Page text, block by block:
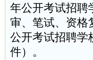
年公开考试招聘
审、笔试、资格
公开考试招聘学
件）。